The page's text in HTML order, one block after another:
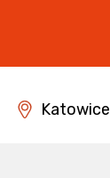
Katowice